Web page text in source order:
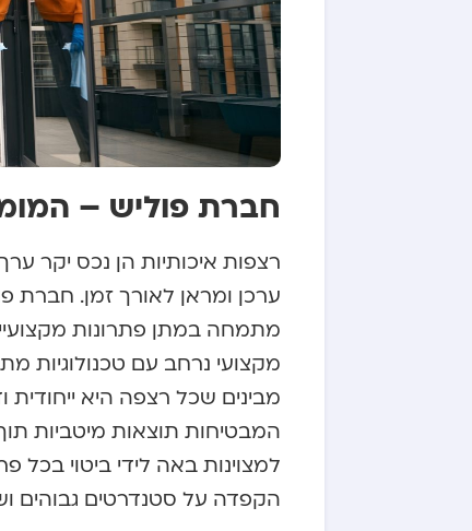
חברת פוליש –
רצפות איכותיות הן נכס יקר
מתמחה במתן פתרונות
מקצועי נרחב עם טכנולוגיות
מבינים שכל רצפה היא ייחודית
המבטיחות תוצאות מיטביות
למצוינות באה לידי ביטוי
הקפדה על סטנדרטים גבוהים